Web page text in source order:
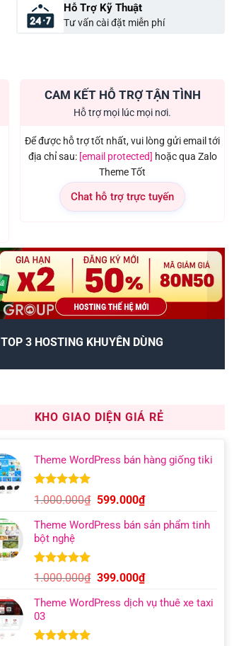
Hỗ Trợ Kỹ Thuật
Tư vấn cài đặt miễn phí
CAM KẾT HỖ TRỢ TẬN TÌNH
Hỗ trợ mọi lúc mọi nơi.
Để được hỗ trợ tốt nhất, vui lòng gửi email tới
địa chỉ sau: [email protected] hoặc qua Zalo
Theme Tốt
Chat hỗ trợ trực tuyến
TOP 3 HOSTING KHUYÊN DÙNG
KHO GIAO DIỆN GIÁ RẺ
Theme WordPress bán hàng giống tiki
5.00trên 5
dựa trên
11
đánh giá
1.000.000₫ Giá
là:
599.000₫Giá
tại
Theme WordPress bán sản phẩm tinh
bột nghệ
5.00trên 5
dựa trên
6
đánh giá
1.000.000₫ Giá
là:
399.000₫Giá
tại
Theme WordPress dịch vụ thuê xe taxi
03